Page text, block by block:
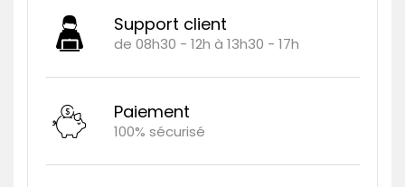
Support client
de 08h30 - 12h à 13h30 - 17h
Paiement
100% sécurisé